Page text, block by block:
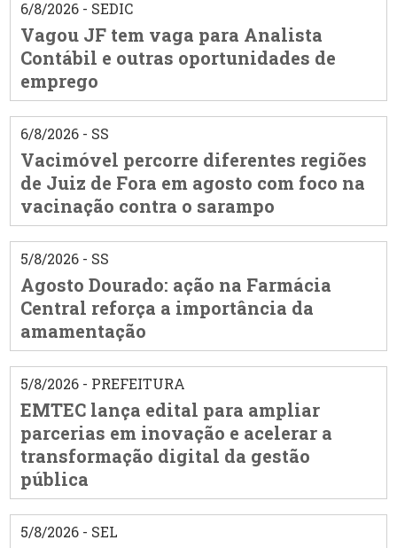
6/8/2026 - SEDIC
Vagou JF tem vaga para Analista
Contábil e outras oportunidades de
emprego
6/8/2026 - SS
Vacimóvel percorre diferentes regiões
de Juiz de Fora em agosto com foco na
vacinação contra o sarampo
5/8/2026 - SS
Agosto Dourado: ação na Farmácia
Central reforça a importância da
amamentação
5/8/2026 - PREFEITURA
EMTEC lança edital para ampliar
parcerias em inovação e acelerar a
transformação digital da gestão
pública
5/8/2026 - SEL